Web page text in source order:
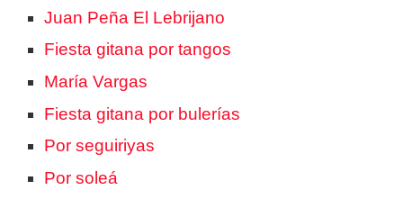
Juan Peña El Lebrijano
Fiesta gitana por tangos
María Vargas
Fiesta gitana por bulerías
Por seguiriyas
Por soleá